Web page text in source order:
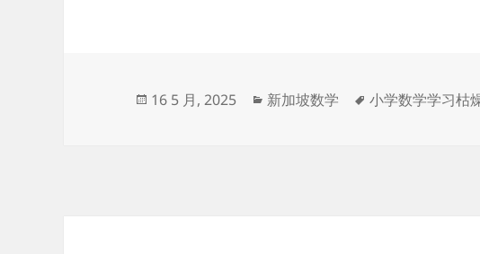
发
16 5 月, 2025
分
新加坡数学
标
小学数学学习枯